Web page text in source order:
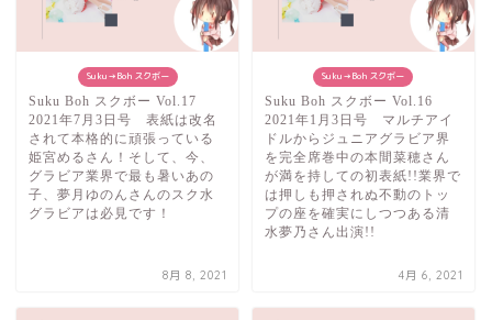
Suku→Boh スクボー
Suku Boh スクボー Vol.17
2021年7月3日号 表紙は改名
されて本格的に頑張っている
姫宮めるさん！そして、今、
グラビア業界で最も暑いあの
子、夢月ゆのんさんのスク水
グラビアは必見です！
8月 8, 2021
Suku→Boh スクボー
Suku Boh スクボー Vol.16
2021年1月3日号 マルチアイ
ドルからジュニアグラビア界
を完全席巻中の本間菜穂さん
が満を持しての初表紙!!業界で
は押しも押されぬ不動のトッ
プの座を確実にしつつある清
水夢乃さん出演!!
4月 6, 2021